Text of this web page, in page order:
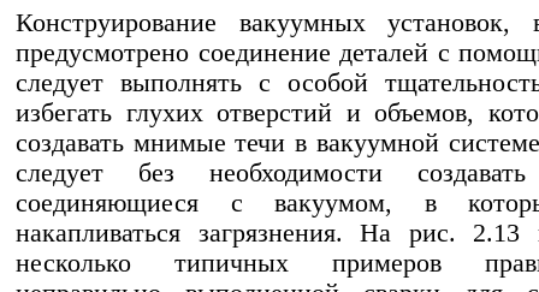
Конструирование вакуумных установок,
предусмотрено соединение деталей с
следует выполнять с особой
избегать глухих отверстий и объемов,
создавать мнимые течи в вакуумной
следует без необходимости
соединяющиеся с вакуумом, в
накапливаться загрязнения. На рис. 2.13
несколько типичных примеров